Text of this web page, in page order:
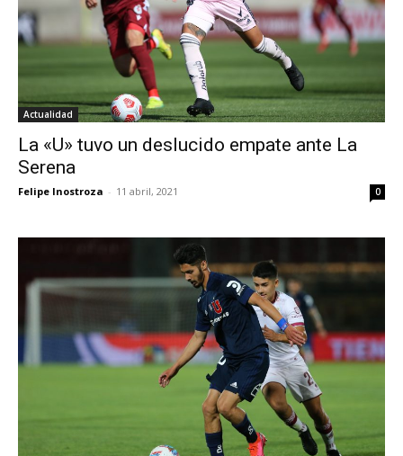
Actualidad
La «U» tuvo un deslucido empate ante La
Serena
Felipe Inostroza - 11 abril, 2021 0